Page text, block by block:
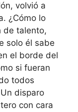
volvió a
¿Cómo lo
de talento,
solo él sabe
el borde del
si fueran
todos
disparo
con cara